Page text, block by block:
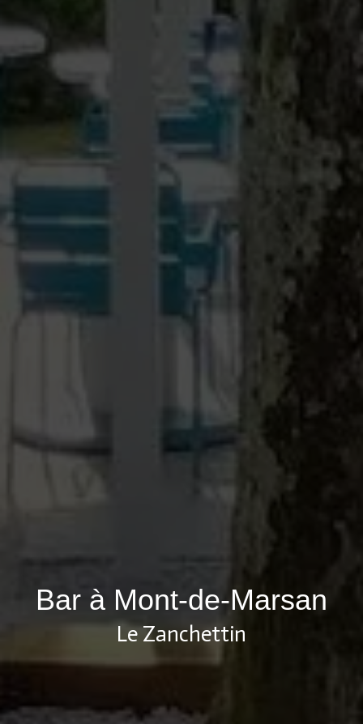
Bar à Mont-de-Marsan
Le Zanchettin